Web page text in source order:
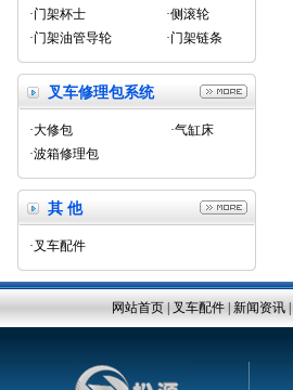
·门架杯士
·侧滚轮
·门架油管导轮
·门架链条
叉车修理包系统
·大修包
·气缸床
·波箱修理包
其 他
·叉车配件
网站首页 叉车配件 新闻资讯